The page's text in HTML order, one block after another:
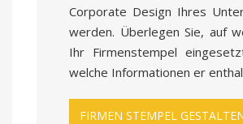
Corporate Design Ihres
werden. Überlegen Sie, auf
Ihr Firmenstempel
welche Informationen er
FIRMEN STEMPEL